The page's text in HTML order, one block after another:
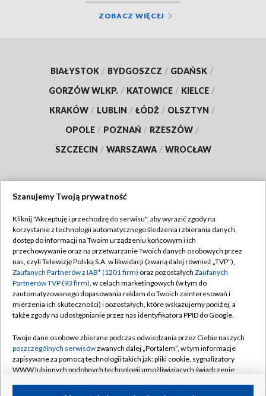
ZOBACZ WIĘCEJ
BIAŁYSTOK / BYDGOSZCZ / GDAŃSK /
GORZÓW WLKP. / KATOWICE / KIELCE /
KRAKÓW / LUBLIN / ŁÓDŹ / OLSZTYN /
OPOLE / POZNAŃ / RZESZÓW /
SZCZECIN / WARSZAWA / WROCŁAW
TVP
Abonament TVP
Emisja w TVP
Centrum informacji TVP
Naziemna Telewizja Cyfrowa
Rada Programowa
System NOS
Informacje o nadawcy
Regulamin TVP
Polityka prywatności
Moje zgody
Pomoc
Kontakt
Kanały
Szanujemy Twoją prywatność
Kliknij "Akceptuję i przechodzę do serwisu", aby wyrazić zgody na
korzystanie z technologii automatycznego śledzenia i zbierania danych,
dostęp do informacji na Twoim urządzeniu końcowym i ich
przechowywanie oraz na przetwarzanie Twoich danych osobowych przez
nas, czyli Telewizję Polską S.A. w likwidacji (zwaną dalej również „TVP”),
Zaufanych Partnerów z IAB* (1201 firm) oraz pozostałych Zaufanych
Partnerów TVP (93 firm), w celach marketingowych (w tym do
zautomatyzowanego dopasowania reklam do Twoich zainteresowań i
mierzenia ich skuteczności) i pozostałych, które wskazujemy poniżej, a
także zgody na udostępnianie przez nas identyfikatora PPID do Google.
Twoje dane osobowe zbierane podczas odwiedzania przez Ciebie naszych
poszczególnych serwisówzwanych dalej „Portalem”, w tym informacje
zapisywane za pomocą technologii takich jak: pliki cookie, sygnalizatory
WWW lub innych podobnych technologii umożliwiających świadczenie